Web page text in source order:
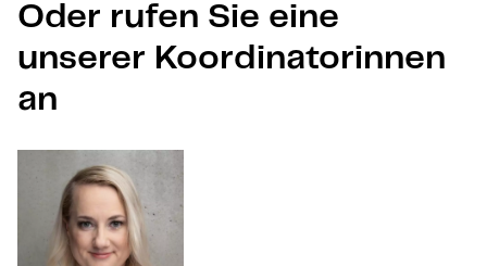
Oder rufen Sie eine
unserer Koordinatorinnen
an